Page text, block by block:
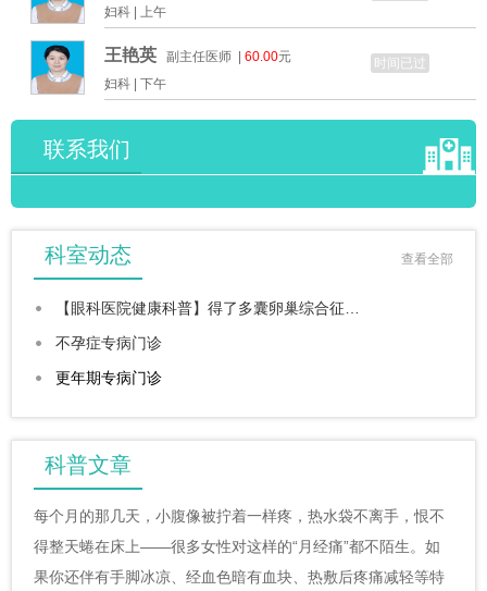
妇科 | 上午
王艳英 副主任医师 | 60.00元
妇科 | 下午
时间已过
联系我们
查看全部
科室动态
【眼科医院健康科普】得了多囊卵巢综合征…
不孕症专病门诊
更年期专病门诊
科普文章
每个月的那几天，小腹像被拧着一样疼，热水袋不离手，恨不
得整天蜷在床上——很多女性对这样的“月经痛”都不陌生。如
果你还伴有手脚冰凉、经血色暗有血块、热敷后疼痛减轻等特